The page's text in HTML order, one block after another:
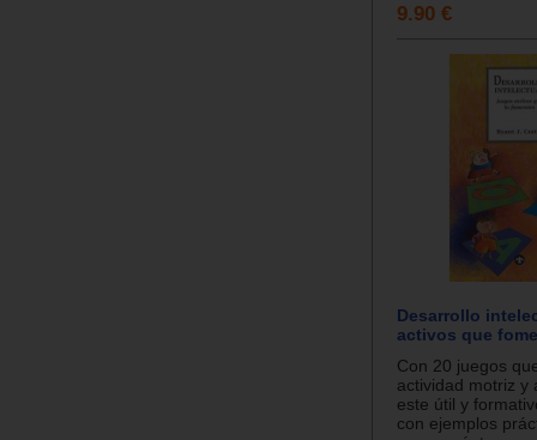
9.90 €
Desarrollo
activos que
Con 20 juegos
actividad motriz y
este útil y
con ejemplos